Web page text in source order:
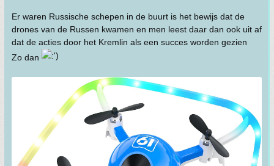
Er waren Russische schepen in de buurt is het bewijs dat de
drones van de Russen kwamen en men leest daar dan ook uit af
dat de acties door het Kremlin als een succes worden gezien
Zo dan